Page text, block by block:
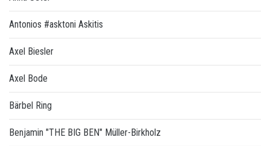
Antonios #asktoni Askitis
Axel Biesler
Axel Bode
Bärbel Ring
Benjamin "THE BIG BEN" Müller-Birkholz